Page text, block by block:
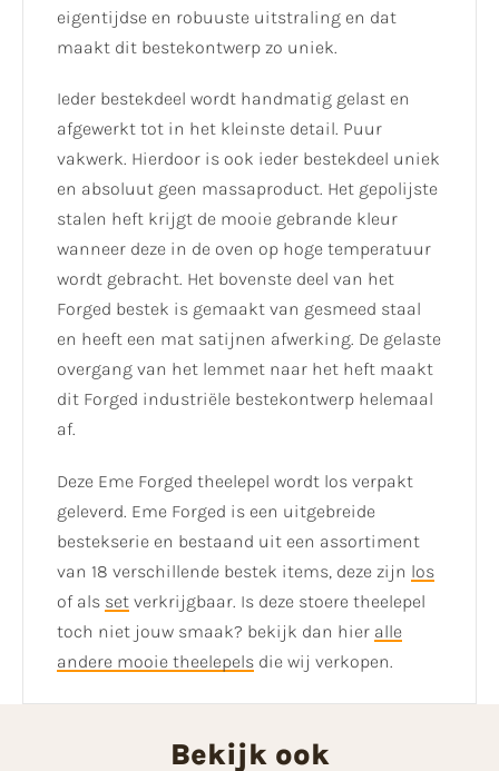
eigentijdse en robuuste uitstraling en dat
maakt dit bestekontwerp zo uniek.
Ieder bestekdeel wordt handmatig gelast en
afgewerkt tot in het kleinste detail. Puur
vakwerk. Hierdoor is ook ieder bestekdeel uniek
en absoluut geen massaproduct. Het gepolijste
stalen heft krijgt de mooie gebrande kleur
wanneer deze in de oven op hoge temperatuur
wordt gebracht. Het bovenste deel van het
Forged bestek is gemaakt van gesmeed staal
en heeft een mat satijnen afwerking. De gelaste
overgang van het lemmet naar het heft maakt
dit Forged industriële bestekontwerp helemaal
af.
Deze Eme Forged theelepel wordt los verpakt
geleverd. Eme Forged is een uitgebreide
bestekserie en bestaand uit een assortiment
van 18 verschillende bestek items, deze zijn los
of als set verkrijgbaar. Is deze stoere theelepel
toch niet jouw smaak? bekijk dan hier alle
andere mooie theelepels die wij verkopen.
Bekijk ook